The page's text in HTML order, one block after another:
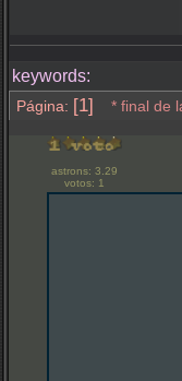
keywords:
Página: [1] * final de
astrons: 3.29
votos: 1